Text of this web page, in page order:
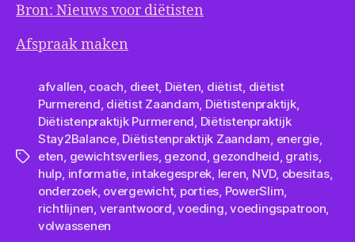
Bron: Nieuws voor diëtisten
Afspraak maken
Tags
afvallen, coach, dieet, Diëten, diëtist, diëtist
Purmerend, diëtist Zaandam, Diëtistenpraktijk,
Diëtistenpraktijk Purmerend, Diëtistenpraktijk
Stay2Balance, Diëtistenpraktijk Zaandam, energie,
eten, gewichtsverlies, gezond, gezondheid, gratis,
hulp, informatie, intakegesprek, leren, NVD, obesitas,
onderzoek, overgewicht, porties, PowerSlim,
richtlijnen, verantwoord,voeding,voedingspatroon,
volwassenen